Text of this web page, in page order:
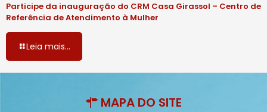
Participe da inauguração do CRM Casa Girassol – Centro de
Referência de Atendimento à Mulher
Leia mais...
MAPA DO SITE